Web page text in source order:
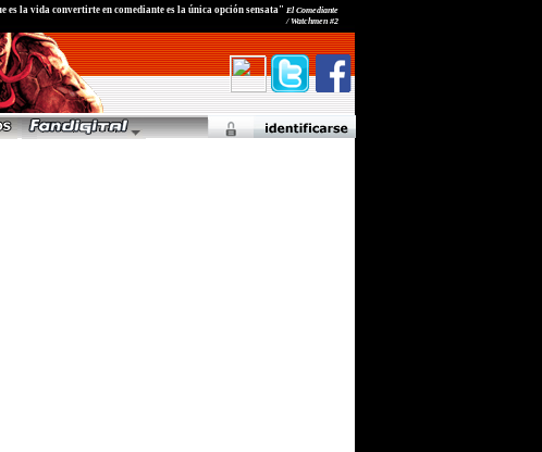
es la vida convertirte en comediante es la única opción sensata" El Comediante
/ Watchmen #2